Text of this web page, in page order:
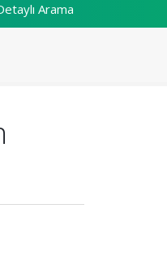
Arama